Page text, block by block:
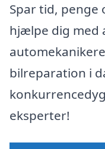
Spar tid, penge
hjælpe dig med
bilreparation i
eksperter!